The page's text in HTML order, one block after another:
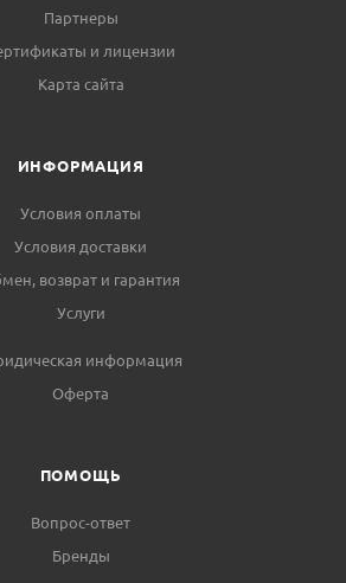
Партнеры
и лицензии
Карта сайта
ИНФОРМАЦИЯ
Условия оплаты
Условия доставки
возврат и гарантия
Услуги
информация
Оферта
ПОМОЩЬ
Вопрос-ответ
Бренды